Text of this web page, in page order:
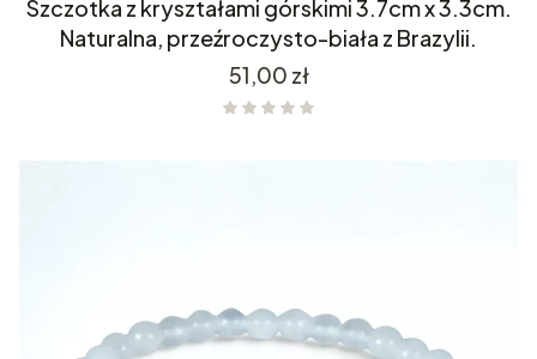
Szczotka z kryształami górskimi 3.7cm x 3.3cm.
Naturalna, przeźroczysto-biała z Brazylii.
Cena
51,00 zł